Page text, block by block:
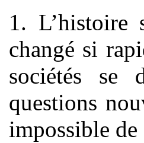
1. L’histoire
changé si
sociétés se
questions
impossible